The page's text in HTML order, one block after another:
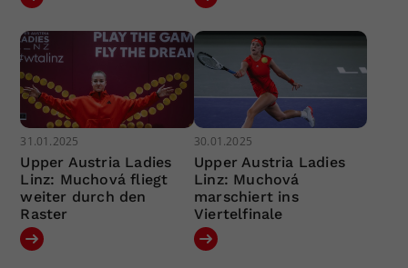
31.01.2025
Upper Austria Ladies
Linz: Muchová fliegt
weiter durch den
Raster
30.01.2025
Upper Austria Ladies
Linz: Muchová
marschiert ins
Viertelfinale